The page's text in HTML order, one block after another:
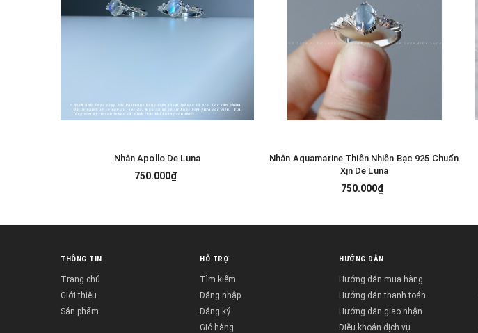
TÙY CHỌN
Nhẫn Apollo De Luna
750.000₫
TÙY CHỌN
Nhẫn Aquamarine Thiên Nhiên Bạc 925 Chuẩn
Xịn De Luna
750.000₫
THÔNG TIN
Trang chủ
Giới thiệu
Sản phẩm
HỖ TRỢ
Tìm kiếm
Đăng nhập
Đăng ký
Giỏ hàng
HƯỚNG DẪN
Hướng dẫn mua hàng
Hướng dẫn thanh toán
Hướng dẫn giao nhận
Điều khoản dịch vụ